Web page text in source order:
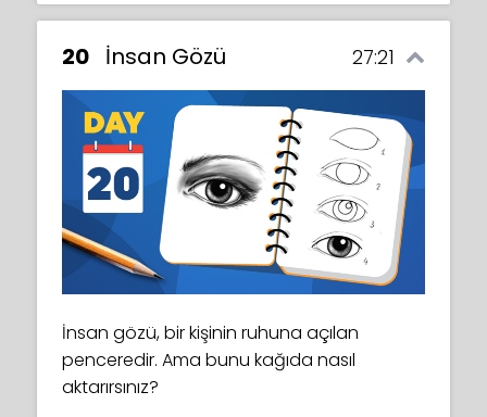
Kuzeye doğru, arktik esintiler için! Etkileyici
buzulları ve üstlerinde birçok sevimli küçük
pengueni çizmeyi dört gözle bekleyin.
Kısaltma kullanacak ve dengeli bir sahne
yaratmak için çeşitli teknikleri
birleştireceksiniz.
20 İnsan Gözü 27:21
İnsan gözü, bir kişinin ruhuna açılan
penceredir. Ama bunu kağıda nasıl
aktarırsınız?